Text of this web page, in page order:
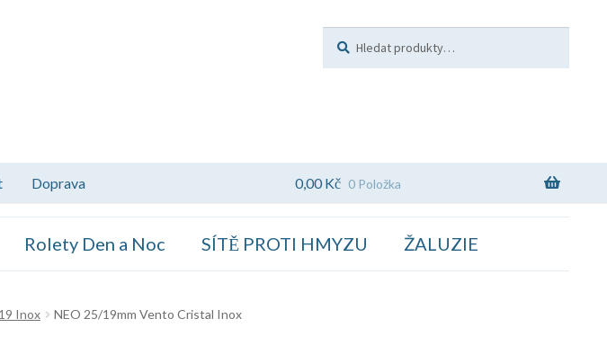
Doprava 0,00Kč 0 Položka
Rolety Den a Noc SÍTĚ PROTI HMYZU ŽALUZIE
Inox NEO 25/19mm Vento Cristal Inox